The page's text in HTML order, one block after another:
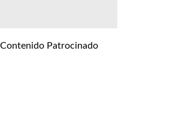
Contenido Patrocinado